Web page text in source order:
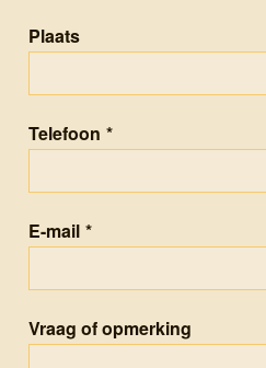
Plaats
Telefoon *
E-mail *
Vraag of opmerking